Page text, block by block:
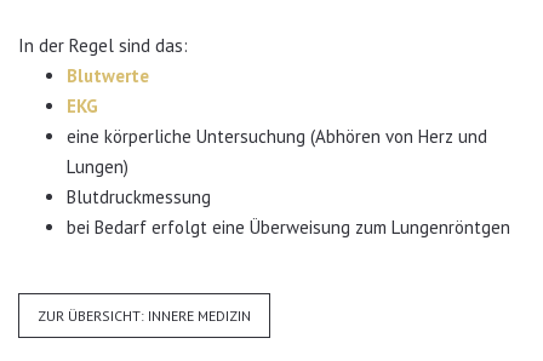
In der Regel sind das:
Blutwerte
EKG
eine körperliche Untersuchung (Abhören von Herz und
Lungen)
Blutdruckmessung
bei Bedarf erfolgt eine Überweisung zum Lungenröntgen
ZUR ÜBERSICHT: INNERE MEDIZIN